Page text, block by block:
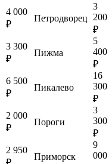
4 000
₽
Петродворец
3
200
₽
3 300
₽
Пижма
5
400
₽
6 500
₽
Пикалево
16
300
₽
2 000
₽
Пороги
3
300
₽
2 950
Приморск
9
000